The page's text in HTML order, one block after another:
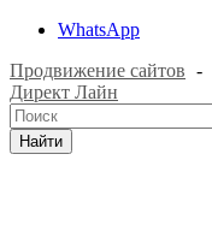
WhatsApp
Продвижение сайтов -
Директ Лайн
Найти